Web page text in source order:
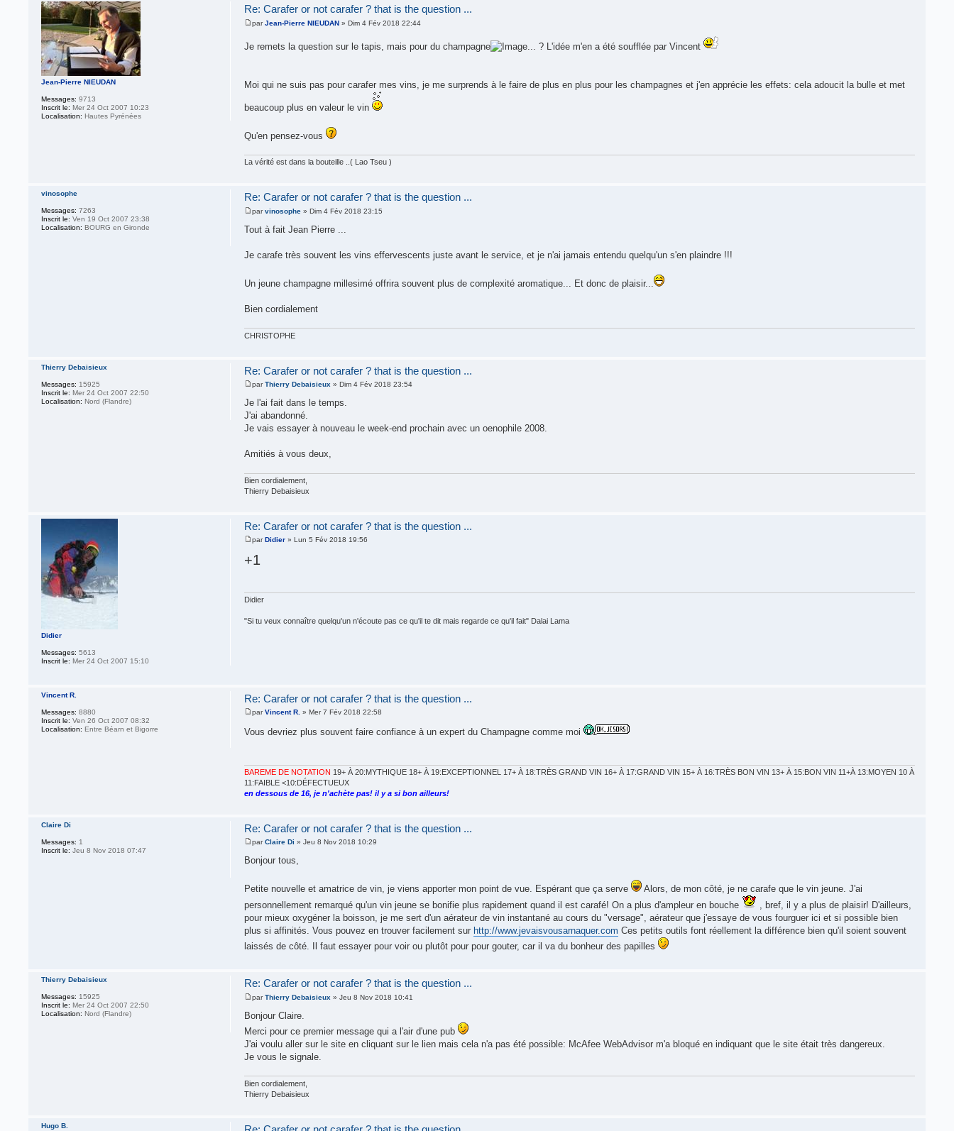
Re: Carafer or not carafer ? that is the question ...
parJean-Pierre NIEUDAN» Dim 4 Fév 2018 22:44
Je remets la question sur le tapis, mais pour du champagne ... ? L'idée m'en a été soufflée par Vincent
Moi qui ne suis pas pour carafer mes vins, je me surprends à le faire de plus en plus pour les champagnes et j'en apprécie les effets: cela adoucit la bulle et met
beaucoup plus en valeur le vin
Qu'en pensez-vous
La vérité est dans la bouteille ..( Lao Tseu )
Jean-Pierre NIEUDAN
Messages: 9713
Inscrit le: Mer 24 Oct 2007 10:23
Localisation: Hautes Pyrénées
Re: Carafer or not carafer ? that is the question ...
parvinosophe» Dim 4 Fév 2018 23:15
Tout à fait Jean Pierre ...
Je carafe très souvent les vins effervescents juste avant le service, et je n'ai jamais entendu quelqu'un s'en plaindre !!!
Un jeune champagne millesimé offrira souvent plus de complexité aromatique... Et donc de plaisir...
Bien cordialement
CHRISTOPHE
vinosophe
Messages: 7263
Inscrit le: Ven 19 Oct 2007 23:38
Localisation: BOURG en Gironde
Re: Carafer or not carafer ? that is the question ...
parThierry Debaisieux » Dim 4 Fév 2018 23:54
Je l'ai fait dans le temps.
J'ai abandonné.
Je vais essayer à nouveau le week-end prochain avec un oenophile 2008.
Amitiés à vous deux,
Bien cordialement,
Thierry Debaisieux
Thierry Debaisieux
Messages: 15925
Inscrit le: Mer 24 Oct 2007 22:50
Localisation: Nord (Flandre)
Re: Carafer or not carafer ? that is the question ...
parDidier» Lun 5 Fév 2018 19:56
+1
Didier
"Si tu veux connaître quelqu'un n'écoute pas ce qu'il te dit mais regarde ce qu'il fait" Dalai Lama
Didier
Messages: 5613
Inscrit le: Mer 24 Oct 2007 15:10
Re: Carafer or not carafer ? that is the question ...
parVincent R. » Mer 7 Fév 2018 22:58
Vous devriez plus souvent faire confiance à un expert du Champagne comme moi
BAREME DE NOTATION 19+ À 20:MYTHIQUE 18+ À 19:EXCEPTIONNEL 17+ À 18:TRÈS GRAND VIN 16+ À 17:GRAND VIN 15+ À 16:TRÈS BON VIN 13+ À 15:BON VIN 11+À 13:MOYEN 10 À
11:FAIBLE <10:DÉFECTUEUX
en dessous de 16, je n'achète pas! il y a si bon ailleurs!
Vincent R.
Messages: 8880
Inscrit le: Ven 26 Oct 2007 08:32
Localisation: Entre Béarn et Bigorre
Re: Carafer or not carafer ? that is the question ...
parClaire Di » Jeu 8 Nov 2018 10:29
Bonjour tous,
Petite nouvelle et amatrice de vin, je viens apporter mon point de vue. Espérant que ça serve
Alors, de mon côté, je ne carafe que le vin jeune. J'ai
personnellement remarqué qu'un vin jeune se bonifie plus rapidement quand il est carafé! On a plus d'ampleur en bouche
, bref, il y a plus de plaisir! D'ailleurs,
pour mieux oxygéner la boisson, je me sert d'un aérateur de vin instantané au cours du "versage", aérateur que j'essaye de vous fourguer ici et si possible bien
plus si affinités. Vous pouvez en trouver facilement sur http://www.jevaisvousarnaquer.com Ces petits outils font réellement la différence bien qu'il soient souvent
laissés de côté. Il faut essayer pour voir ou plutôt pour pour gouter, car il va du bonheur des papilles
Claire Di
Messages: 1
Inscrit le: Jeu 8 Nov 2018 07:47
Re: Carafer or not carafer ? that is the question ...
parThierry Debaisieux » Jeu 8 Nov 2018 10:41
Bonjour Claire.
Merci pour ce premier message qui a l'air d'une pub
J'ai voulu aller sur le site en cliquant sur le lien mais cela n'a pas été possible: McAfee WebAdvisor m'a bloqué en indiquant que le site était très dangereux.
Je vous le signale.
Bien cordialement,
Thierry Debaisieux
Thierry Debaisieux
Messages: 15925
Inscrit le: Mer 24 Oct 2007 22:50
Localisation: Nord (Flandre)
Hugo B.